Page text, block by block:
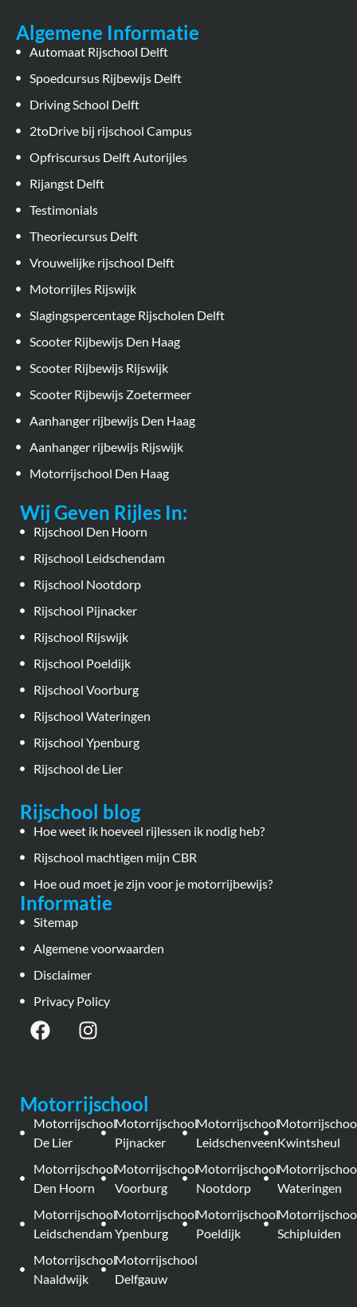
Algemene Informatie
Automaat Rijschool Delft
Spoedcursus Rijbewijs Delft
Driving School Delft
2toDrive bij rijschool Campus
Opfriscursus Delft Autorijles
Rijangst Delft
Testimonials
Theoriecursus Delft
Vrouwelijke rijschool Delft
Motorrijles Rijswijk
Slagingspercentage Rijscholen Delft
Scooter Rijbewijs Den Haag
Scooter Rijbewijs Rijswijk
Scooter Rijbewijs Zoetermeer
Aanhanger rijbewijs Den Haag
Aanhanger rijbewijs Rijswijk
Motorrijschool Den Haag
Wij Geven Rijles In:
Rijschool Den Hoorn
Rijschool Leidschendam
Rijschool Nootdorp
Rijschool Pijnacker
Rijschool Rijswijk
Rijschool Poeldijk
Rijschool Voorburg
Rijschool Wateringen
Rijschool Ypenburg
Rijschool de Lier
Rijschool blog
Hoe weet ik hoeveel rijlessen ik nodig heb?
Rijschool machtigen mijn CBR
Hoe oud moet je zijn voor je motorrijbewijs?
Informatie
Sitemap
Algemene voorwaarden
Disclaimer
Privacy Policy
Motorrijschool
Motorrijschool
De Lier
Motorrijschool
Den Hoorn
Motorrijschool
Leidschendam
Motorrijschool
Naaldwijk
Motorrijschool
Pijnacker
Motorrijschool
Voorburg
Motorrijschool
Ypenburg
Motorrijschool
Delfgauw
Motorrijschool
Leidschenveen
Motorrijschool
Nootdorp
Motorrijschool
Poeldijk
Kwintsheul
Wateringen
Schipluiden